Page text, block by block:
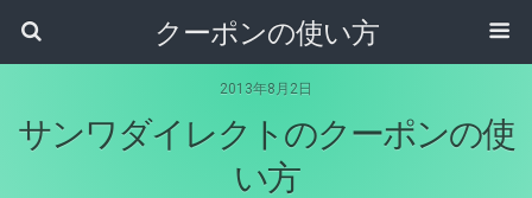
クーポンの使い方
2013年8月2日
サンワダイレクトのクーポンの使
い方